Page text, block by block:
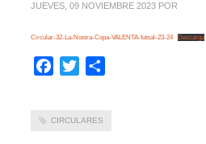
JUEVES, 09 NOVIEMBRE 2023 POR
Circular-32-La-Nostra-Copa-VALENTA-futsal-23-24 Descarga
Facebook
Twitter
CIRCULARES